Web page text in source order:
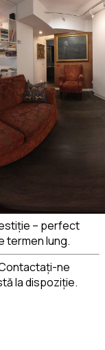
proprie
mobilier
noi
Parcul Mara
și liniște
– perfect
termen lung.
ne
la dispoziție.